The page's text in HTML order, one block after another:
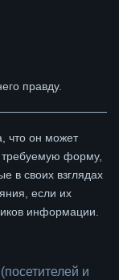
правду.
что он может
форму,
в своих взглядах
если их
информации.